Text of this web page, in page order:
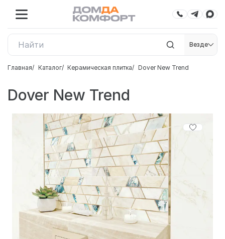
Везде
Главная Каталог Керамическая плитка Dover New Trend
Dover New Trend